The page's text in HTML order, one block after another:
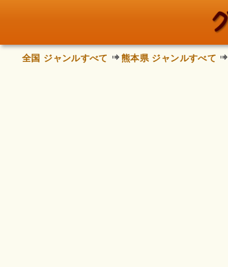
全国 ジャンルすべて 熊本県 ジャンルすべて